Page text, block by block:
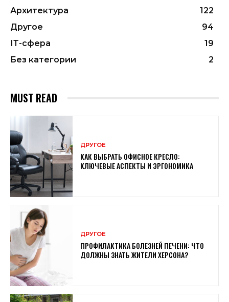
Архитектура
122
Другое
94
ІТ-сфера
19
Без категории
2
MUST READ
ДРУГОЕ
КАК ВЫБРАТЬ ОФИСНОЕ КРЕСЛО:
КЛЮЧЕВЫЕ АСПЕКТЫ И ЭРГОНОМИКА
ДРУГОЕ
ПРОФИЛАКТИКА БОЛЕЗНЕЙ ПЕЧЕНИ: ЧТО
ДОЛЖНЫ ЗНАТЬ ЖИТЕЛИ ХЕРСОНА?